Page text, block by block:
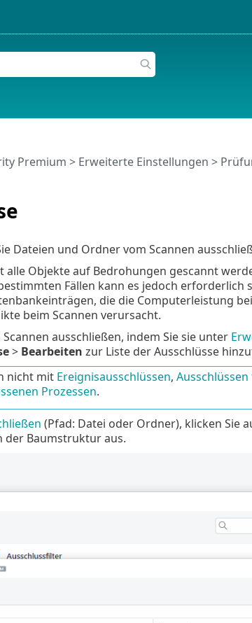
Premium > Erweiterte Einstellungen >
Dateien und Ordner vom Scannen
Objekte auf Bedrohungen gescannt
Fällen kann es jedoch erforderlich
die die Computerleistung
beim Scannen verursacht.
ausschließen, indem Sie sie unter
> Bearbeiten zur Liste der Ausschlüsse
nicht mit Ereignisausschlüssen,
Prozessen.
(Pfad: Datei oder Ordner), klicken Sie
der Baumstruktur aus.